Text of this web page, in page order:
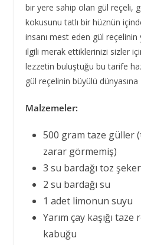
bir yere sahip olan gül reçeli,
kokusunu tatlı bir hüznün
insanı mest eden gül reçelinin
ilgili merak ettiklerinizi sizler
lezzetin buluştuğu bu tarife
gül reçelinin büyülü dünyasına
Malzemeler:
500 gram taze güller
zarar görmemiş)
3 su bardağı toz şeker
2 su bardağı su
1 adet limonun suyu
Yarım çay kaşığı
kabuğu